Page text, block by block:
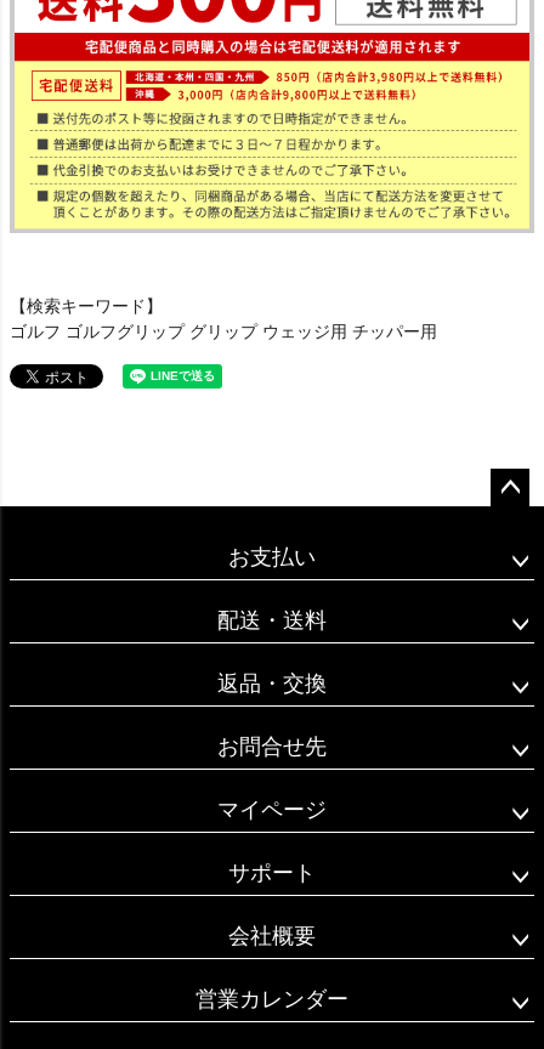
【検索キーワード】
ゴルフ ゴルフグリップ グリップ ウェッジ用 チッパー用
ップ
お支払い
配送・送料
返品・交換
お問合せ先
マイページ
サポート
会社概要
営業カレンダー